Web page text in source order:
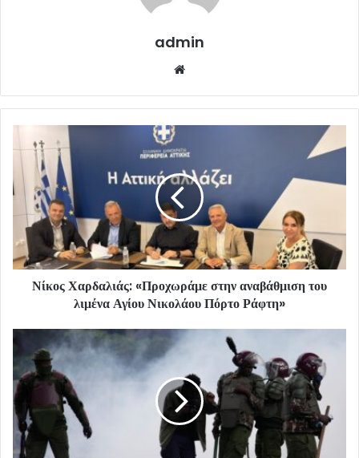
admin
Νίκος Χαρδαλιάς: «Προχωράμε στην αναβάθμιση του
λιμένα Αγίου Νικολάου Πόρτο Ράφτη»